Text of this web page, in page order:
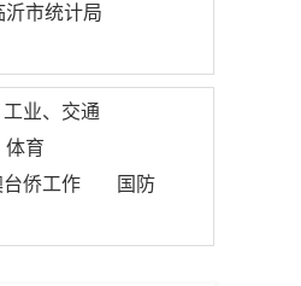
沂市统计局
工业、交通
体育
侨工作
国防